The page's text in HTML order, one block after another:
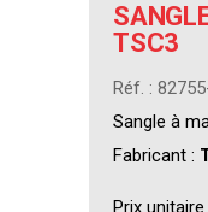
TSC3
Réf. :
Sangle à
Fabricant :
Prix unitaire